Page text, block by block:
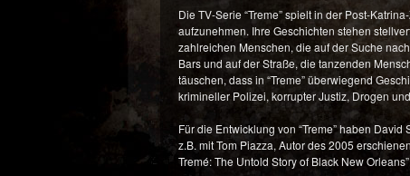
Die TV-Serie “Treme” spielt in der Post-
aufzunehmen. Ihre Geschichten stehen
zahlreichen Menschen, die auf der Suche
Bars und auf der Straße, die tanzenden
täuschen, dass in “Treme” überwiegend
krimineller Polizei, korrupter Justiz, Drogen
Für die Entwicklung von “Treme” haben
z.B. mit Tom Piazza, Autor des 2005
Tremé: The Untold Story of Black New Orleans”.